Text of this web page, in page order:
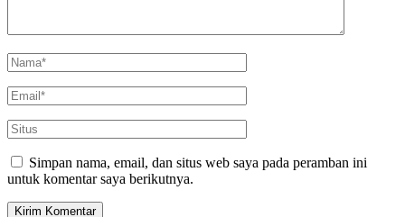
Simpan nama, email, dan situs web saya pada peramban ini
untuk komentar saya berikutnya.